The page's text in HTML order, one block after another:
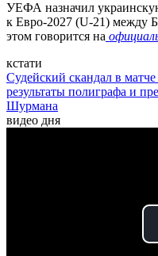
УЕФА назначил
к Евро-2027 (U-21) между
этом говорится на
кстати
Судейский скандал в
результаты полиграфа и
Шурмана
видео дня